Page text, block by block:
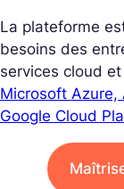
La plateforme
besoins des
services cloud
Microsoft Azure,
Google Cloud